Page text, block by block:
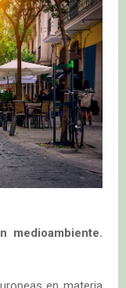
medioambiente.